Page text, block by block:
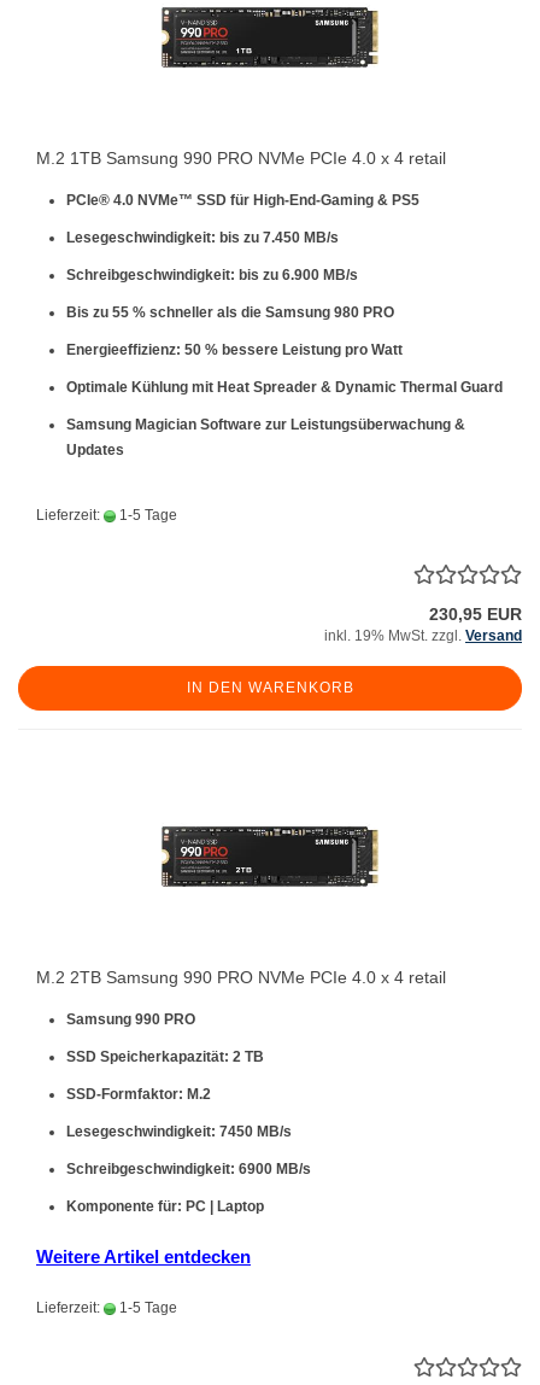
M.2 1TB Samsung 990 PRO NVMe PCIe 4.0 x 4 retail
PCIe® 4.0 NVMe™ SSD für High-End-Gaming & PS5
Lesegeschwindigkeit: bis zu 7.450 MB/s
Schreibgeschwindigkeit: bis zu 6.900 MB/s
Bis zu 55 % schneller als die Samsung 980 PRO
Energieeffizienz: 50 % bessere Leistung pro Watt
Optimale Kühlung mit Heat Spreader & Dynamic Thermal Guard
Samsung Magician Software zur Leistungsüberwachung &
Updates
Lieferzeit: 1-5 Tage
230,95 EUR
inkl. 19% MwSt. zzgl. Versand
IN DEN WARENKORB
M.2 2TB Samsung 990 PRO NVMe PCIe 4.0 x 4 retail
Samsung 990 PRO
SSD Speicherkapazität: 2 TB
SSD-Formfaktor: M.2
Lesegeschwindigkeit: 7450 MB/s
Schreibgeschwindigkeit: 6900 MB/s
Komponente für: PC | Laptop
Weitere Artikel entdecken
Lieferzeit: 1-5 Tage